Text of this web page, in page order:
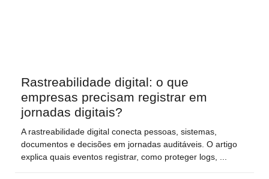
Rastreabilidade digital: o que
empresas precisam registrar em
jornadas digitais?
A rastreabilidade digital conecta pessoas, sistemas,
documentos e decisões em jornadas auditáveis. O artigo
explica quais eventos registrar, como proteger logs,